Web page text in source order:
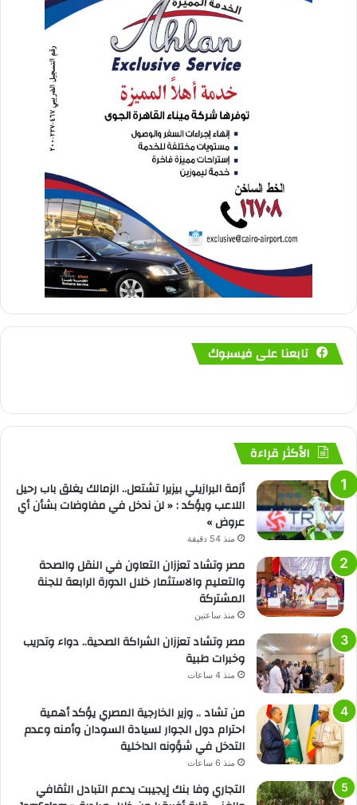
تابعنا على فيسبوك
الأكثر قراءة
أزمة البرازيلي بيزيرا تشتعل.. الزمالك يغلق باب رحيل
اللاعب ويؤكد : « لن ندخل في مفاوضات بشأن أي
عروض »
منذ 54 دقيقة
مصر وتشاد تعززان التعاون في النقل والصحة
والتعليم والاستثمار خلال الدورة الرابعة للجنة
المشتركة
منذ ساعتين
مصر وتشاد تعززان الشراكة الصحية.. دواء وتدريب
وخبرات طبية
منذ 4 ساعات
من تشاد .. وزير الخارجية المصري يؤكد أهمية
احترام دول الجوار لسيادة السودان وأمنه وعدم
التدخل في شؤونه الداخلية
منذ 6 ساعات
التجاري وفا بنك إيجيبت يدعم التبادل الثقافي